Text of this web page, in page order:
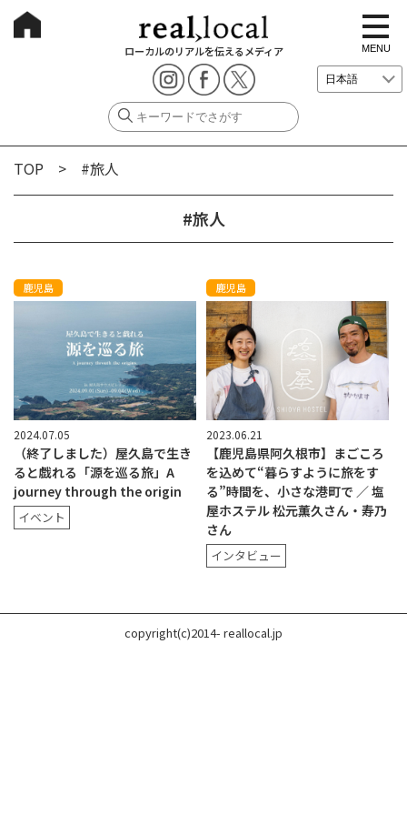
ローカルのリアルを伝えるメディア
t
o
g
g
e
i
i
MENU
TOP > #旅人
#旅人
鹿児島
2024.07.05
（終了しました）屋久島で生き
ると戯れる「源を巡る旅」A
journey through the origin
イベント
鹿児島
2023.06.21
【鹿児島県阿久根市】まごころ
を込めて“暮らすように旅をす
る”時間を、小さな港町で ／ 塩
屋ホステル 松元薫久さん・寿乃
さん
インタビュー
copyright(c)2014- reallocal.jp